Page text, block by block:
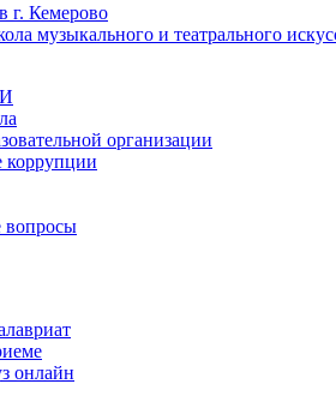
Кемерово
музыкального и театрального
организации
коррупции
вопросы
онлайн